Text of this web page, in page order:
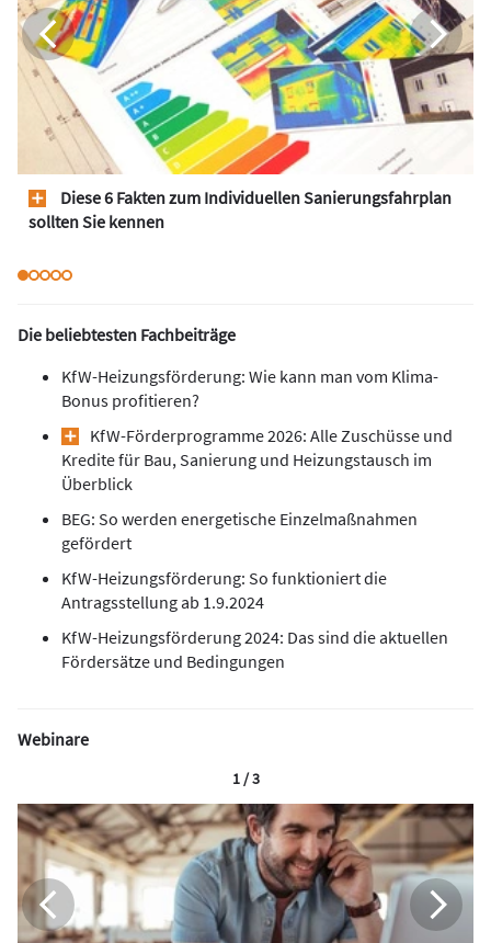
Diese 6 Fakten zum Individuellen Sanierungsfahrplan
sollten Sie kennen
Die beliebtesten Fachbeiträge
KfW-Heizungsförderung: Wie kann man vom Klima-
Bonus profitieren?
KfW-Förderprogramme 2026: Alle Zuschüsse und
Kredite für Bau, Sanierung und Heizungstausch im
Überblick
BEG: So werden energetische Einzelmaßnahmen
gefördert
KfW-Heizungsförderung: So funktioniert die
Antragsstellung ab 1.9.2024
KfW-Heizungsförderung 2024: Das sind die aktuellen
Fördersätze und Bedingungen
Webinare
1 / 3